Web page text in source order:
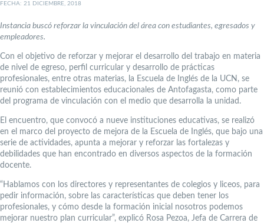
FECHA: 21 DICIEMBRE, 2018
Instancia buscó reforzar la vinculación del área con estudiantes, egresados y
empleadores.
Con el objetivo de reforzar y mejorar el desarrollo del trabajo en materia
de nivel de egreso, perfil curricular y desarrollo de prácticas
profesionales, entre otras materias, la Escuela de Inglés de la UCN, se
reunió con establecimientos educacionales de Antofagasta, como parte
del programa de vinculación con el medio que desarrolla la unidad.
El encuentro, que convocó a nueve instituciones educativas, se realizó
en el marco del proyecto de mejora de la Escuela de Inglés, que bajo una
serie de actividades, apunta a mejorar y reforzar las fortalezas y
debilidades que han encontrado en diversos aspectos de la formación
docente.
“Hablamos con los directores y representantes de colegios y liceos, para
pedir información, sobre las características que deben tener los
profesionales, y cómo desde la formación inicial nosotros podemos
mejorar nuestro plan curricular”, explicó Rosa Pezoa, Jefa de Carrera de